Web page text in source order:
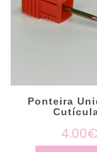
Ponteira
4.00€